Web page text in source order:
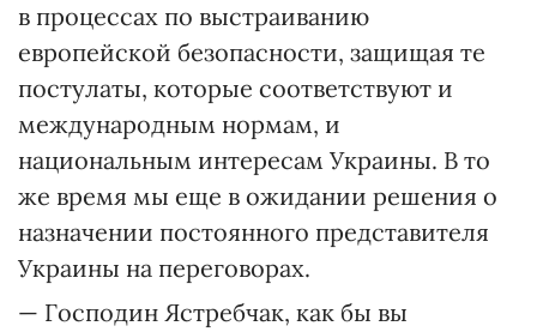
в процессах по выстраиванию
европейской безопасности, защищая те
постулаты, которые соответствуют и
международным нормам, и
национальным интересам Украины. В то
же время мы еще в ожидании решения о
назначении постоянного представителя
Украины на переговорах.
— Господин Ястребчак, как бы вы